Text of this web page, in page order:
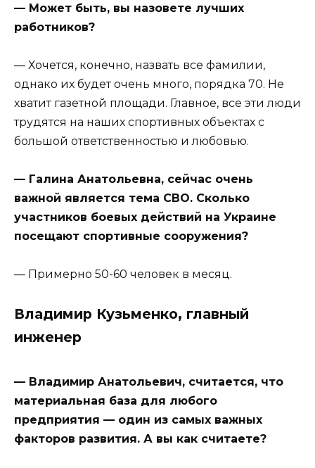
— Может быть, вы назовете лучших
работников?
— Хочется, конечно, назвать все фамилии,
однако их будет очень много, порядка 70. Не
хватит газетной площади. Главное, все эти люди
трудятся на наших спортивных объектах с
большой ответственностью и любовью.
— Галина Анатольевна, сейчас очень
важной является тема СВО. Сколько
участников боевых действий на Украине
посещают спортивные сооружения?
— Примерно 50-60 человек в месяц.
Владимир Кузьменко, главный
инженер
— Владимир Анатольевич, считается, что
материальная база для любого
предприятия — один из самых важных
факторов развития. А вы как считаете?